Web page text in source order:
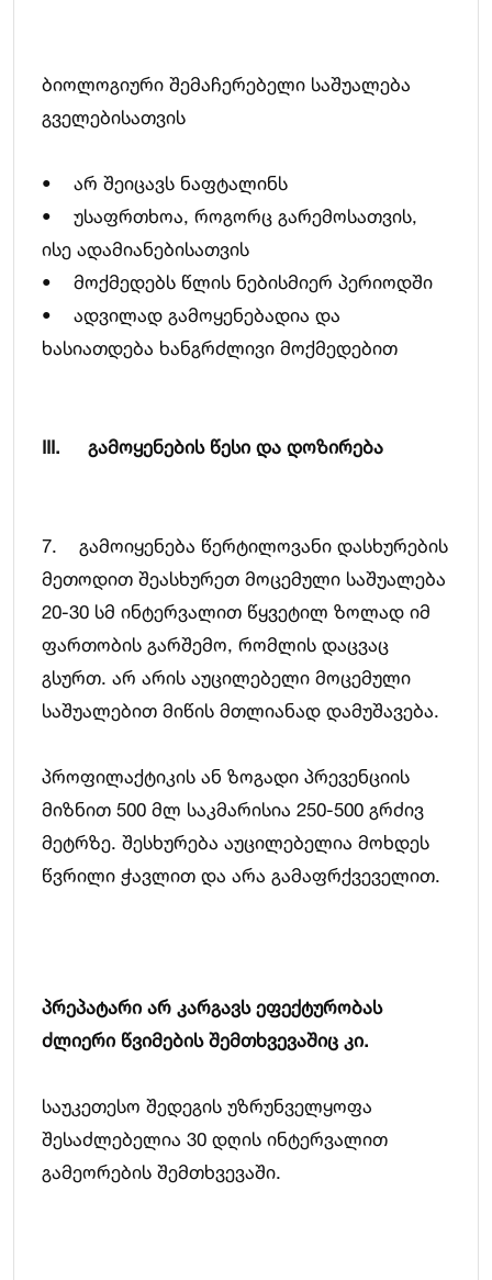
ბიოლოგიური შემაჩერებელი საშუალება
გველებისათვის
• არ შეიცავს ნაფტალინს
• უსაფრთხოა, როგორც გარემოსათვის,
ისე ადამიანებისათვის
• მოქმედებს წლის ნებისმიერ პერიოდში
• ადვილად გამოყენებადია და
ხასიათდება ხანგრძლივი მოქმედებით
III. გამოყენების წესი და დოზირება
7. გამოიყენება წერტილოვანი დასხურების
მეთოდით შეასხურეთ მოცემული საშუალება
20-30 სმ ინტერვალით წყვეტილ ზოლად იმ
ფართობის გარშემო, რომლის დაცვაც
გსურთ. არ არის აუცილებელი მოცემული
საშუალებით მიწის მთლიანად დამუშავება.
პროფილაქტიკის ან ზოგადი პრევენციის
მიზნით 500 მლ საკმარისია 250-500 გრძივ
მეტრზე. შესხურება აუცილებელია მოხდეს
წვრილი ჭავლით და არა გამაფრქვეველით.
პრეპატარი არ კარგავს ეფექტურობას
ძლიერი წვიმების შემთხვევაშიც კი.
საუკეთესო შედეგის უზრუნველყოფა
შესაძლებელია 30 დღის ინტერვალით
გამეორების შემთხვევაში.